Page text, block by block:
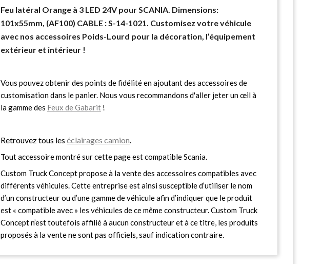
Feu latéral Orange à 3 LED 24V pour SCANIA. Dimensions:
101x55mm, (AF100) CABLE : S-14-1021. Customisez votre véhicule
avec nos accessoires Poids-Lourd pour la décoration, l’équipement
extérieur et intérieur !
Vous pouvez obtenir des points de fidélité en ajoutant des accessoires de
customisation dans le panier. Nous vous recommandons d'aller jeter un œil à
la gamme des Feux de Gabarit !
Retrouvez tous les éclairages camion.
Tout accessoire montré sur cette page est compatible Scania.
Custom Truck Concept propose à la vente des accessoires compatibles avec
différents véhicules. Cette entreprise est ainsi susceptible d’utiliser le nom
d’un constructeur ou d’une gamme de véhicule afin d’indiquer que le produit
est « compatible avec » les véhicules de ce même constructeur. Custom Truck
Concept n’est toutefois affilié à aucun constructeur et à ce titre, les produits
proposés à la vente ne sont pas officiels, sauf indication contraire.